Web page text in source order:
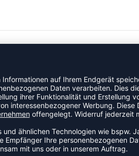
Die Shorts aus dünnem,
ein effizientes